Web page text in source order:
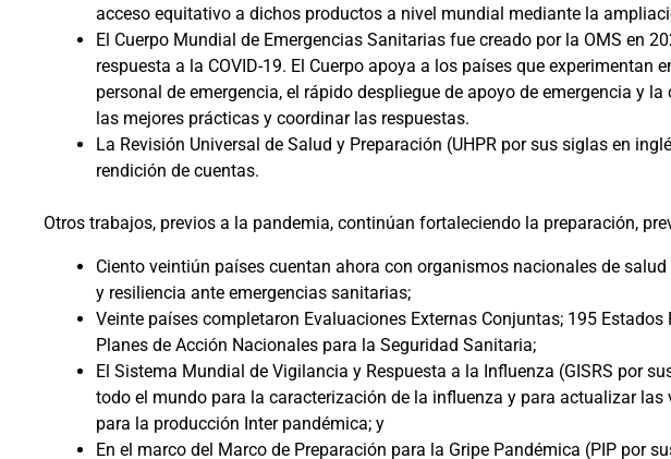
acceso equitativo a dichos productos a nivel mundial mediante la
El Cuerpo Mundial de Emergencias Sanitarias fue creado por la OMS en
respuesta a la COVID-19. El Cuerpo apoya a los países que
personal de emergencia, el rápido despliegue de apoyo de emergencia y
las mejores prácticas y coordinar las respuestas.
La Revisión Universal de Salud y Preparación (UHPR por sus siglas en
rendición de cuentas.
Otros trabajos, previos a la pandemia, continúan fortaleciendo la preparación,
Ciento veintiún países cuentan ahora con organismos nacionales de
y resiliencia ante emergencias sanitarias;
Veinte países completaron Evaluaciones Externas Conjuntas; 195
Planes de Acción Nacionales para la Seguridad Sanitaria;
El Sistema Mundial de Vigilancia y Respuesta a la Influenza (GISRS por
todo el mundo para la caracterización de la influenza y para actualizar
para la producción Inter pandémica; y
En el marco del Marco de Preparación para la Gripe Pandémica (PIP por